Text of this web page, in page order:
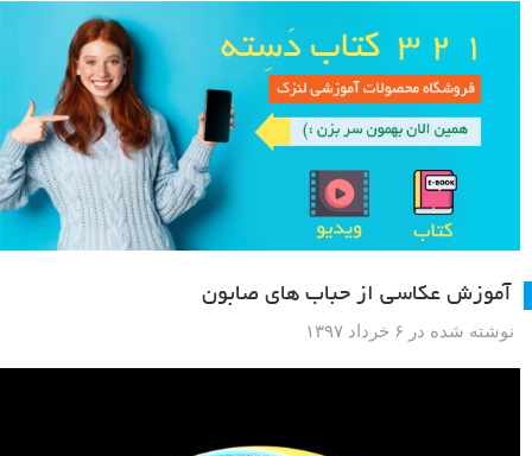
آموزش عکاسی از حباب های صابون
نوشته شده در ۶ خرداد ۱۳۹۷